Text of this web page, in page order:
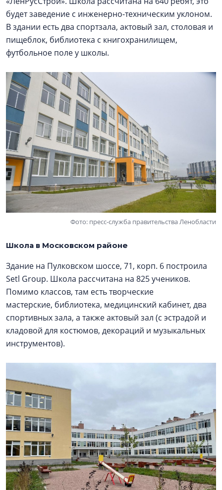
будет заведение с инженерно-техническим уклоном.
В здании есть два спортзала, актовый зал, столовая и
пищеблок, библиотека с книгохранилищем,
футбольное поле у школы.
Фото: пресс-служба правительства Ленобласти
Школа в Московском районе
Здание на Пулковском шоссе, 71, корп. 6 построила
Setl Group. Школа рассчитана на 825 учеников.
Помимо классов, там есть творческие
мастерские, библиотека, медицинский кабинет, два
спортивных зала, а также актовый зал (с эстрадой и
кладовой для костюмов, декораций и музыкальных
инструментов).